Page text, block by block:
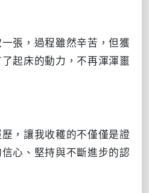
張，過程雖然辛苦，但獲
起床的動力，不再渾渾噩
，讓我收穫的不僅僅是證
心、堅持與不斷進步的認